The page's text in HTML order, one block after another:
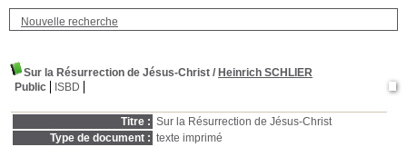
Nouvelle recherche
Sur la Résurrection de Jésus-Christ / Heinrich SCHLIER
Public
ISBD
Titre : Sur la Résurrection de Jésus-Christ
Type de document : texte imprimé